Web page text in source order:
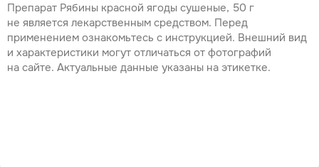
Препарат Рябины красной ягоды сушеные, 50 г
не является лекарственным средством. Перед
применением ознакомьтесь с инструкцией. Внешний вид
и характеристики могут отличаться от фотографий
на сайте. Актуальные данные указаны на этикетке.